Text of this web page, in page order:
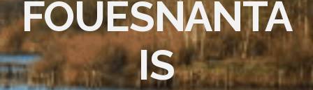
FOUESNANTA
IS